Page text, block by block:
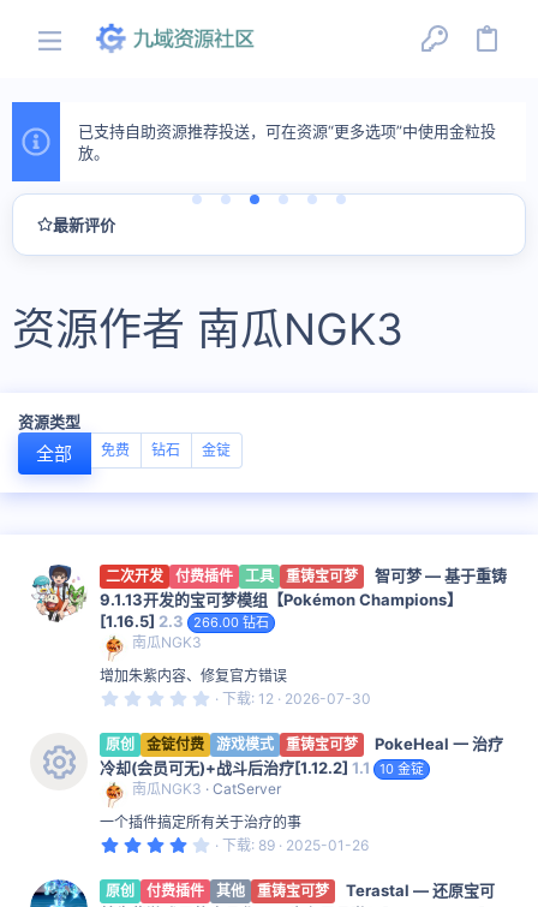
已支持自助资源推荐投送，可在资源“更多选项”中使用金粒投
放。
最新评价
资源作者 南瓜NGK3
资源类型
全部 免费 钻石 金锭
二次开发 付费插件 工具 重铸宝可梦
智可梦 — 基于重铸
9.1.13开发的宝可梦模组【Pokémon Champions】
[1.16.5] 2.3 266.00 钻石
南瓜NGK3
增加朱紫内容、修复官方错误
0
0
星
下载 12 2026-07-30
图
原创 金锭付费 游戏模式 重铸宝可梦
PokeHeal 一 治疗
冷却(会员可无)+战斗后治疗[1.12.2] 1.1 10 金锭
南瓜NGK3
CatServer
一个插件搞定所有关于治疗的事
4
0
下载 89 2025-01-26
原创 付费插件 其他 重铸宝可梦
Terastal — 还原宝可